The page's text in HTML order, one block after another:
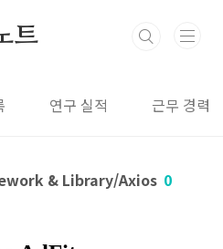
트
연구 실적 근무 경력
& Library/Axios 0